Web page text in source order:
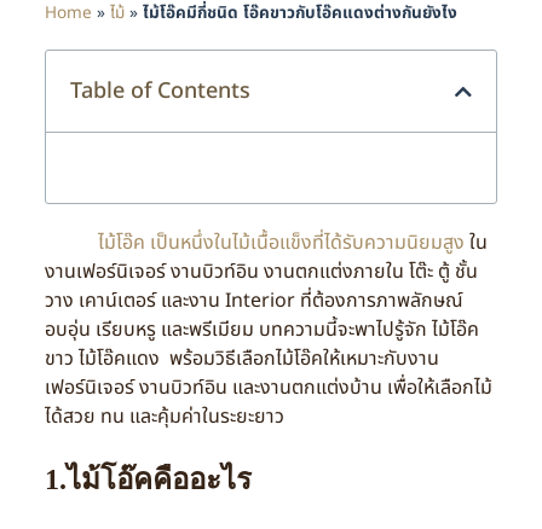
Home » ไม้» ไม้โอ๊คมีกี่ชนิด โอ๊คขาวกับโอ๊คแดงต่างกันยังไง
Table of Contents
ไม้โอ๊ค เป็นหนึ่งในไม้เนื้อแข็งที่ได้รับความนิยมสูง ใน
งานเฟอร์นิเจอร์ งานบิวท์อิน งานตกแต่งภายใน โต๊ะ ตู้ ชั้น
วาง เคาน์เตอร์ และงาน Interior ที่ต้องการภาพลักษณ์
อบอุ่น เรียบหรู และพรีเมียม บทความนี้จะพาไปรู้จัก ไม้โอ๊ค
ขาว ไม้โอ๊คแดง พร้อมวิธีเลือกไม้โอ๊คให้เหมาะกับงาน
เฟอร์นิเจอร์ งานบิวท์อิน และงานตกแต่งบ้าน เพื่อให้เลือกไม้
ได้สวย ทน และคุ้มค่าในระยะยาว
1.ไม้โอ๊คคืออะไร